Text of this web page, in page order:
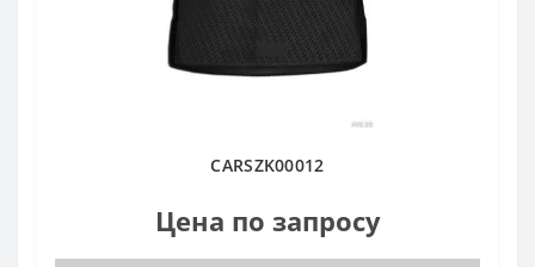
CARSZK00012
Цена по запросу